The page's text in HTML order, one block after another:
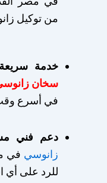
من توكيل
خدمة
سخان زانوسي
في أسرع
دعم فني
زانوسي في
للرد على أي